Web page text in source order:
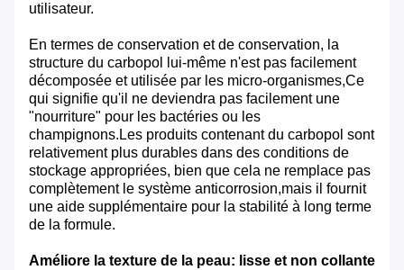
utilisateur.
En termes de conservation et de conservation, la
structure du carbopol lui-même n'est pas facilement
décomposée et utilisée par les micro-organismes,Ce
qui signifie qu'il ne deviendra pas facilement une
"nourriture" pour les bactéries ou les
champignons.Les produits contenant du carbopol sont
relativement plus durables dans des conditions de
stockage appropriées, bien que cela ne remplace pas
complètement le système anticorrosion,mais il fournit
une aide supplémentaire pour la stabilité à long terme
de la formule.
Améliore la texture de la peau: lisse et non collante